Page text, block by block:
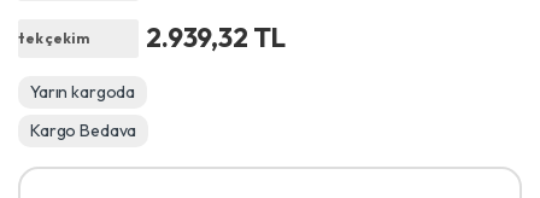
tek çekim 2.939,32 TL
Yarın kargoda
Kargo Bedava